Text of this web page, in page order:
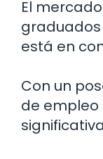
El
graduados
está en
Con un
de